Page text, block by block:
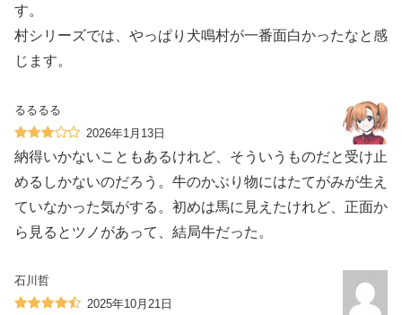
す。
村シリーズでは、やっぱり犬鳴村が一番面白かったなと感
じます。
るるるる
2026年1月13日
納得いかないこともあるけれど、そういうものだと受け止
めるしかないのだろう。牛のかぶり物にはたてがみが生え
ていなかった気がする。初めは馬に見えたけれど、正面か
ら見るとツノがあって、結局牛だった。
石川哲
2025年10月21日